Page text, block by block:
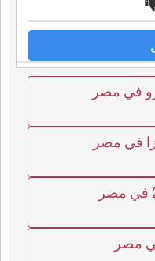
في مصر
في مصر
مصر